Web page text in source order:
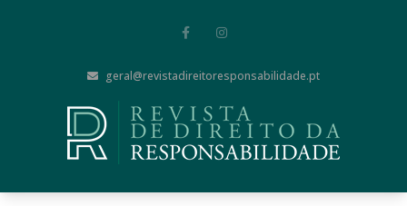
geral@revistadireitoresponsabilidade.pt